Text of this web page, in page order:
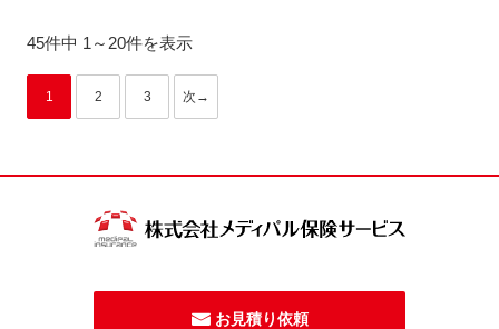
45件中 1～20件を表示
1 2 3 次→
お見積り依頼